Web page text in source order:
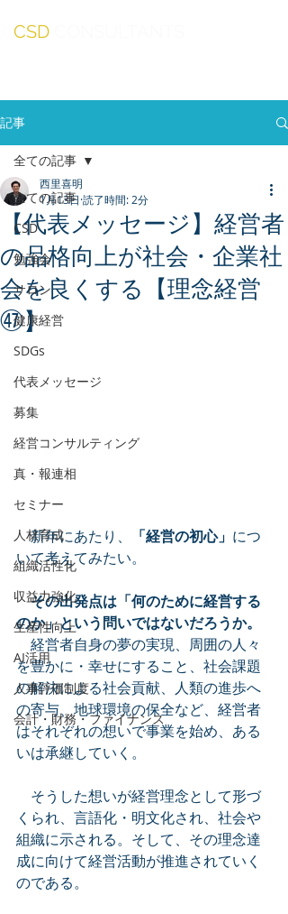
CSD
記事
全ての記事
CSD
勉強会
サロン
健康経営
SDGs
代表メッセージ
募集
経営コンサルティング
真・報連相
セミナー
人材育成
組織活性化
収益力強化
生産性向上
AI活用
人事評価制度
会計・財務・ファイナンス
全ての記事
【代表メッセージ】経営者
の品格向上が社会・企業社
会を良くする【理念経営
㊼】
西里喜明
1月13日 読了時間: 2分
新年にあたり、 「経営の初心」 につ
いて考えてみたい。
その出発点は「何のために経営する
のか」という問いではないだろうか。
経営者自身の夢の実現、周囲の人々
を豊かに・幸せにすること、社会課題
の解決による社会貢献、人類の進歩へ
の寄与、地球環境の保全など、経営者
はそれぞれの想いで事業を始め、ある
いは承継していく。
そうした想いが経営理念として形づ
くられ、言語化・明文化され、社会や
組織に示される。そして、その理念達
成に向けて経営活動が推進されていく
のである。